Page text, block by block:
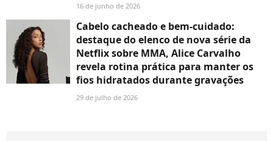
16 de junho de 2026
Cabelo cacheado e bem-cuidado:
destaque do elenco de nova série da
Netflix sobre MMA, Alice Carvalho
revela rotina prática para manter os
fios hidratados durante gravações
29 de julho de 2026